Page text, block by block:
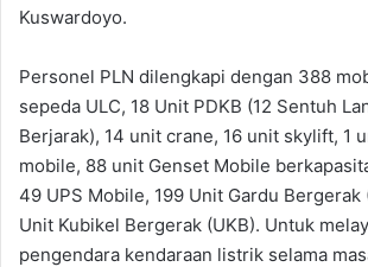
Kuswardoyo.
Personel PLN dilengkapi dengan 388
sepeda ULC, 18 Unit PDKB (12 Sentuh
Berjarak), 14 unit crane, 16 unit skylift, 1
mobile, 88 unit Genset Mobile
49 UPS Mobile, 199 Unit Gardu Bergerak
Unit Kubikel Bergerak (UKB). Untuk
pengendara kendaraan listrik selama